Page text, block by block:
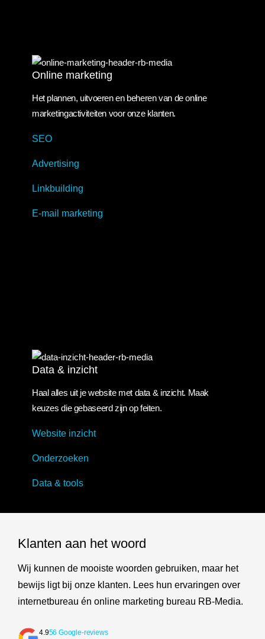
Online marketing
Online marketing
Het plannen, uitvoeren en beheren van de online
marketingactiviteiten voor onze klanten.
SEO
Advertising
Linkbuilding
E-mail marketing
Data & inzicht
Data & inzicht
Haal alles uit je website met data & inzicht. Maak
keuzes die gebaseerd zijn op feiten.
Website inzicht
Onderzoeken
Data & tools
Klanten aan het woord
Wij kunnen de mooiste woorden gebruiken, maar het
bewijs ligt bij onze klanten. Lees hun ervaringen over
internetbureau én online marketing bureau RB-Media.
4.956 Google-reviews